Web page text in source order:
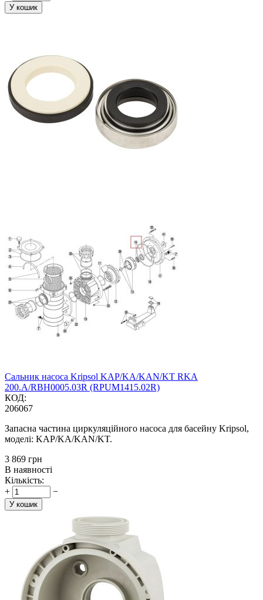
У кошик
Сальник насоса Kripsol KAP/KA/KAN/KT RKA
200.A/RBH0005.03R (RPUM1415.02R)
КОД:
206067
Запасна частина циркуляційного насоса для басейну Kripsol,
моделі: KAP/KA/KAN/KT.
‍3 869‍ грн
В наявності
Кількість:
+
−
У кошик